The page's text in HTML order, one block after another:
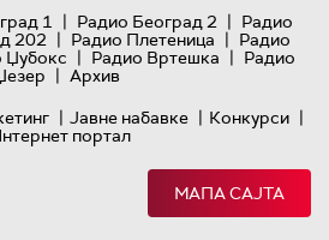
1 | Радио Београд 2 | Радио
202 | Радио Плетеница | Радио
Џубокс | Радио Вртешка | Радио
| Архив
| Јавне набавке | Конкурси |
портал
МАПА САЈТА